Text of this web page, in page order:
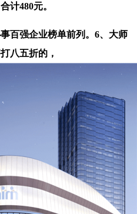
计480元。
强企业榜单前列。6、大师
八五折的，